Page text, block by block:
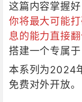
一句话结论：
中提到
是被动刷推
这篇内容掌握
你将最大可能
息的能力直接
搭建一个专属
本系列为2024
免费对外开放。